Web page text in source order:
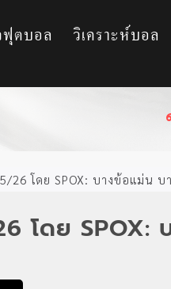
ตบอล วิเคราะห์บอล
26 โดย SPOX: บางข้อแม่น
โดย SPOX: